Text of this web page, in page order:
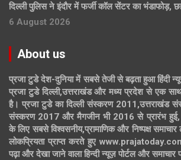
दिल्ली पुलिस ने इंदौर में फर्जी कॉल सेंटर का भंडाफोड़,
6 August 2026
About us
प्रजा टुडे देश-दुनिया में सबसे तेजी से बढ़ता हुआ हिंदी
प्रजा टुडे दिल्ली,उत्तराखंड और मध्य प्रदेश से एक साथ
है। प्रजा टुडे का दिल्ली संस्करण 2011,उत्तराखंड
संस्करण 2017 और मैगजीन भी 2016 से प्रारंभ हुई,
के लिए सबसे विश्वसनीय,प्रामाणिक और निष्पक्ष
लोकप्रियता प्राप्त करते हुए
पढ़ा और देखा जाने वाला हिन्दी न्यूज़ पोर्टल और